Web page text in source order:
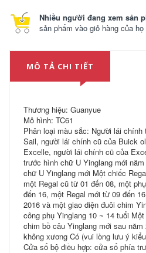
Nhiều người đang xem sản
sản phẩm vào giỏ hàng của
MÔ TẢ CHI TIẾT
Thương hiệu: Guanyue
Mô hình: TC61
Phân loại màu sắc: Người lái
Sail, người lái chính cũ của Buick
Excelle, người lái chính cũ của
trước hình chữ U Yinglang mới
chữ U Yinglang mới Một chiếc
một Regal cũ từ 01 đến 08, một
đến 16, một Regal mới từ 09 đến
2016 và một giao diện đuôi chim
công phụ Yinglang 10 ~ 14 tuổi
chim bồ câu Yinglang mới sau
không xương Có (vui lòng lưu ý
Cửa sổ bộ điều hợp: cửa sổ phía